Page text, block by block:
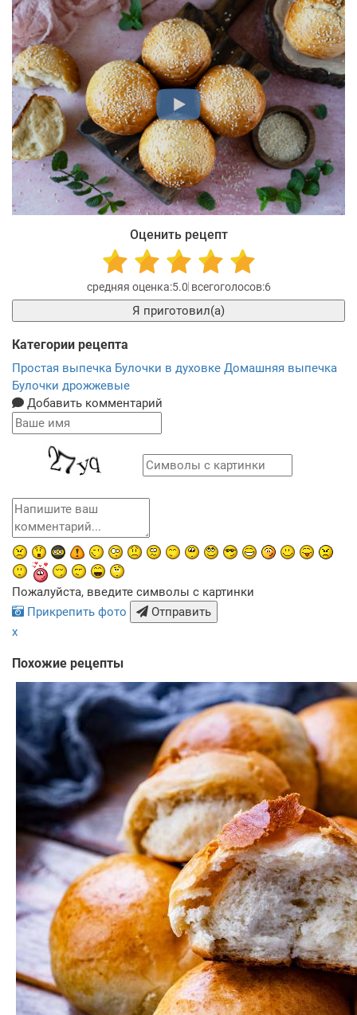
Оценить рецепт
5.0 6
Я приготовил(а)
Категории рецепта
Простая выпечка Булочки в духовке Домашняя выпечка
Булочки дрожжевые
Добавить комментарий
Пожалуйста, введите символы с картинки
Прикрепить фото
Отправить
x
Похожие рецепты